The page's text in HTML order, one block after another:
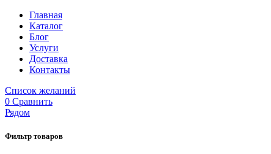
Главная
Каталог
Блог
Услуги
Доставка
Контакты
Список желаний
0 Сравнить
Рядом
Фильтр товаров